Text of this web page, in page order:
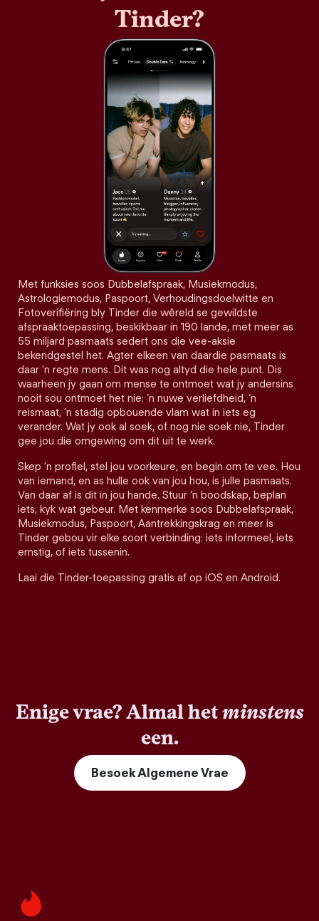
Tinder?
Met funksies soos Dubbelafspraak, Musiekmodus,
Astrologiemodus, Paspoort, Verhoudingsdoelwitte en
Fotoverifiëring bly Tinder die wêreld se gewildste
afspraaktoepassing, beskikbaar in 190 lande, met meer as
55 miljard pasmaats sedert ons die vee-aksie
bekendgestel het. Agter elkeen van daardie pasmaats is
daar 'n regte mens. Dit was nog altyd die hele punt. Dis
waarheen jy gaan om mense te ontmoet wat jy andersins
nooit sou ontmoet het nie: ’n nuwe verliefdheid, ’n
reismaat, ’n stadig opbouende vlam wat in iets eg
verander. Wat jy ook al soek, of nog nie soek nie, Tinder
gee jou die omgewing om dit uit te werk.
Skep 'n profiel, stel jou voorkeure, en begin om te vee. Hou
van iemand, en as hulle ook van jou hou, is julle pasmaats.
Van daar af is dit in jou hande. Stuur ’n boodskap, beplan
iets, kyk wat gebeur. Met kenmerke soos Dubbelafspraak,
Musiekmodus, Paspoort, Aantrekkingskrag en meer is
Tinder gebou vir elke soort verbinding: iets informeel, iets
ernstig, of iets tussenin.
Laai die Tinder-toepassing gratis af op iOS en Android.
Enige vrae? Almal hetminstens
een.
Besoek Algemene Vrae